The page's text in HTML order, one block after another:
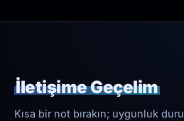
İletişime Geçelim
Kısa bir not bırakın; uygunluk